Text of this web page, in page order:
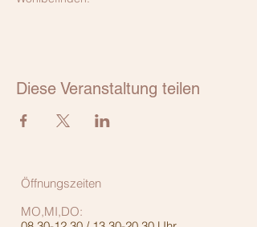
Diese Veranstaltung teilen
Öffnungszeiten
MO,MI,DO: